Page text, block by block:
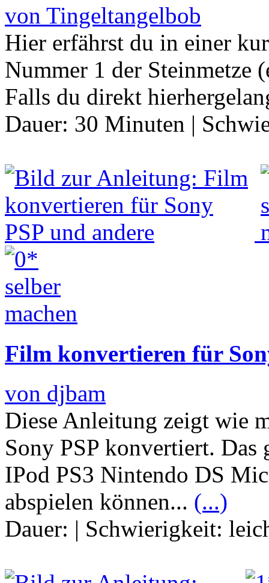
von Tingeltangelbob
Hier erfährst du in einer
Nummer 1 der Steinmetze
Falls du direkt
Dauer: 30 Minuten |
Film konvertieren für
von djbam
Diese Anleitung zeigt wie
Sony PSP konvertiert.
IPod PS3 Nintendo DS
abspielen können... (...)
Dauer: | Schwierigkeit: